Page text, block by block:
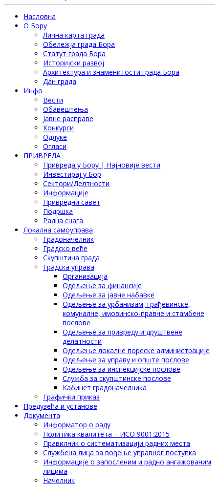
Насловна
О Бору
Лична карта града
Обележја града Бора
Статут града Бора
Историјски развој
Архитектура и знаменитости града Бора
Дан града
Инфо
Вести
Обавештења
Јавне расправе
Конкурси
Одлуке
Огласи
ПРИВРЕДА
Привреда у Бору | Најновије вести
Инвестирај у Бор
Сектори/Делтности
Информације
Привредни савет
Подршка
Радна снага
Локална самоуправа
Градоначелник
Градско веће
Скупштина града
Градска управа
Организација
Одељење за финансије
Одељење за јавне набавке
Одељење за урбанизам, грађевинске,
комуналне, имовинско-правне и стамбене
послове
Одељење за привреду и друштвене
делатности
Одељење локалне пореске администрације
Одељење за управу и опште послове
Одељење за инспекцијске послове
Служба за скупштинске послове
Кабинет градоначелника
Графички приказ
Предузећа и установе
Документа
Информатор о раду
Политика квалитета – ИСО 9001:2015
Правилник о систематизацији радних места
Службена лица за вођење управног поступка
Информације о запосленим и радно ангажованим
лицима
Начелник